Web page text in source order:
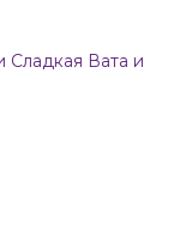
Сладкая Вата и